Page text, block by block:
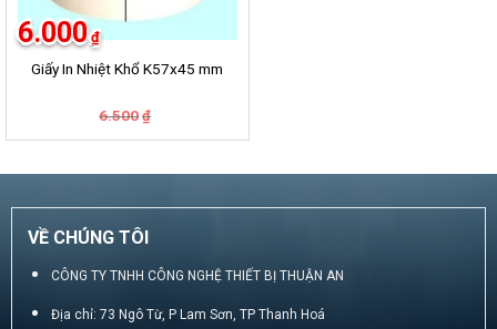
Giấy In Nhiệt Khổ K57x45 mm
6.500 ₫
là:
6.000 ₫
tại
6.000₫.
VỀ CHÚNG TÔI
CÔNG TY TNHH CÔNG NGHỆ THIẾT BỊ THUẬN AN
Địa chỉ: 73 Ngô Từ, P Lam Sơn, TP Thanh Hoá